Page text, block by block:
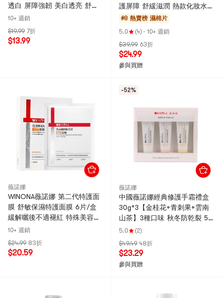
透白 屏障強韌 美白透亮 舒緩
泛紅
10+ 週銷
$19.99 7折
$13.99
護屏障 舒緩滋潤 熱款化妝水濕
敷 噴霧(新舊包裝隨機發貨)
#8 熱賣榜 濕棉片
5.0
(4) · 10+ 週銷
$39.99 63折
$24.99
參與買贈
薇諾娜
WINONA薇諾娜 第二代特護面
膜 舒敏保濕特護面膜 6片/盒
緩解曬後不適褪紅 特殊美容後
突發敏感肌適用
10+ 週銷
$24.99 83折
$20.59
-52%
薇諾娜
中國薇諾娜經典修護手霜禮盒
30g*3【金桂花+青刺果+雲南
山茶】3種口味 秋冬防乾裂 5
折上新 送禮伴手禮
5.0
(2)
$49.49 48折
$23.29
參與買贈